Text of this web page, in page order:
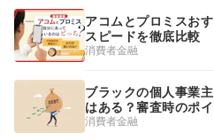
アコムとプロミスお
スピードを徹底比較
消費者金融
ブラックの個人事業
はある？審査時のポ
消費者金融